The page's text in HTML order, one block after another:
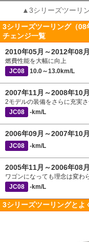
▲3シリーズツーリ
3シリーズツーリング（
チェンジ一覧
2010年05月～2012年08
燃費性能を大幅に向上
JC08
10.0～13.0km/L
2007年11月～2008年10
2モデルの装備をさらに充実
JC08
-km/L
2006年09月～2007年10
JC08 -km/L
2005年11月～2006年08
ワゴンになっても理念は変わ
JC08
-km/L
3シリーズツーリングとよ